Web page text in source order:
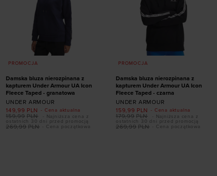
PROMOCJA
Damska bluza nierozpinana z
kapturem Under Armour UA Icon
Fleece Taped - granatowa
UNDER ARMOUR
- Cena aktualna
149,99 PLN
- Cena początkowa
269,99 PLN
159,99 PLN
- Najniższa cena z
ostatnich 30 dni przed promocją
PROMOCJA
Damska bluza nierozpinana z
kapturem Under Armour UA Icon
Fleece Taped - czarna
UNDER ARMOUR
- Cena aktualna
159,99 PLN
- Cena początkowa
269,99 PLN
179,99 PLN
- Najniższa cena z
ostatnich 30 dni przed promocją